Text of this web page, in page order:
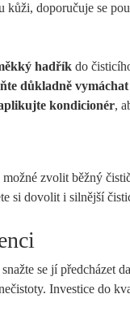
kůži, doporučuje se
hadřík do
důkladně
kondicionér,
zvolit běžný
si dovolit i silnější
se jí předcházet
Investice do